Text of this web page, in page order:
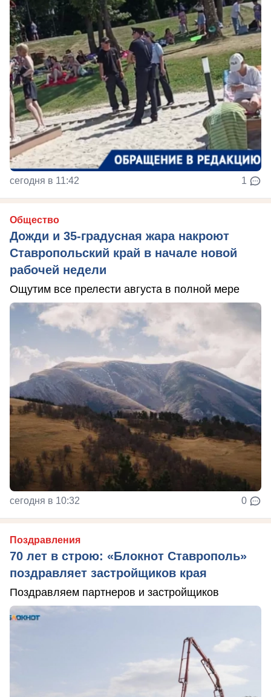
сегодня в 11:42 1
Общество
Дожди и 35-градусная жара накроют
Ставропольский край в начале новой
рабочей недели
Ощутим все прелести августа в полной мере
сегодня в 10:32 0
Поздравления
70 лет в строю: «Блокнот Ставрополь»
поздравляет застройщиков края
Поздравляем партнеров и застройщиков